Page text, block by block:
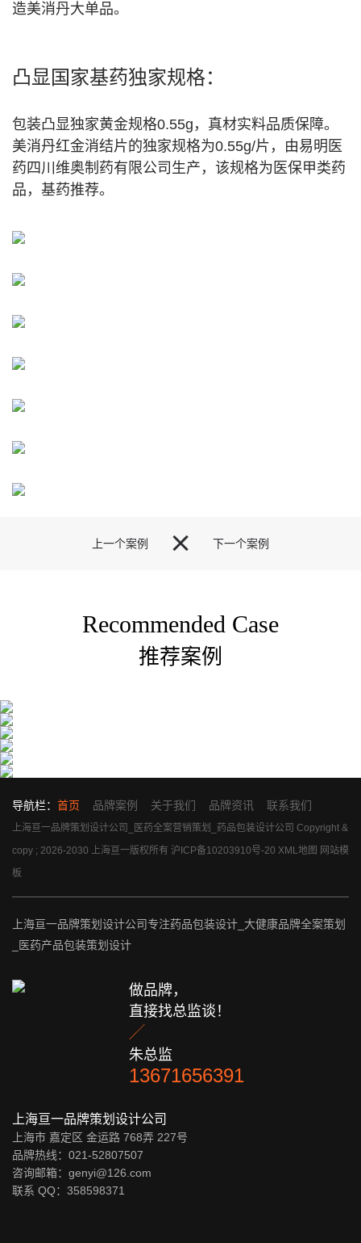
造美消丹大单品。
凸显国家基药独家规格：
包装凸显独家黄金规格0.55g，真材实料品质保障。
美消丹红金消结片的独家规格为0.55g/片，由易明医
药四川维奥制药有限公司生产，该规格为医保甲类药
品，基药推荐。
上一个案例 下一个案例

Recommended Case
推荐案例
导航栏： 首页 品牌案例 关于我们 品牌资讯 联系我们
上海亘一品牌策划设计公司_医药全案营销策划_药品包装设计公司 Copyright &
copy ; 2026-2030 上海亘一版权所有 沪ICP备10203910号-20 XML地图 网站模
板
上海亘一品牌策划设计公司专注药品包装设计_大健康品牌全案策划
_医药产品包装策划设计
做品牌，
直接找总监谈！

朱总监
13671656391
上海亘一品牌策划设计公司
上海市 嘉定区 金运路 768弄 227号
品牌热线：021-52807507
咨询邮箱：genyi@126.com
联系 QQ： 358598371